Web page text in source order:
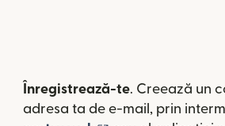
Înregistrează-te. Creează un
adresa ta de e-mail, prin